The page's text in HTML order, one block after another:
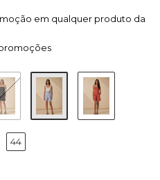
em qualquer produto da
44